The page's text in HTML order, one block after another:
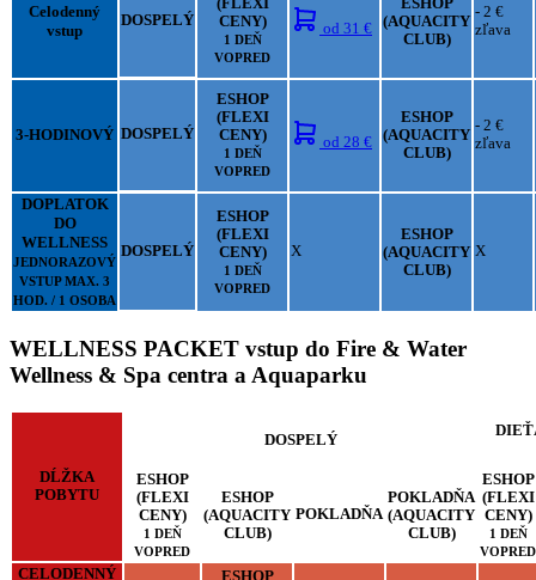
Celodenný
vstup
DOSPELÝ
(FLEXI
CENY)
1 DEŇ
VOPRED
od 31 €
ESHOP
(AQUACITY
CLUB)
- 2 €
zľava
3-HODINOVÝ DOSPELÝ
ESHOP
(FLEXI
CENY)
1 DEŇ
VOPRED
od 28 €
ESHOP
(AQUACITY
CLUB)
- 2 €
zľava
DOPLATOK
DO
WELLNESS
JEDNORAZOVÝ
VSTUP MAX. 3
HOD. / 1 OSOBA
DOSPELÝ
ESHOP
(FLEXI
CENY)
1 DEŇ
VOPRED
X
ESHOP
(AQUACITY
CLUB)
X
WELLNESS PACKET vstup do Fire & Water
Wellness & Spa centra a Aquaparku
DĹŽKA
POBYTU
DOSPELÝ
ESHOP
(FLEXI
CENY)
1 DEŇ
VOPRED
ESHOP
(AQUACITY
CLUB)
POKLADŇA
POKLADŇA
(AQUACITY
CLUB)
ESHOP
(FLEXI
CENY)
1 DEŇ
VOPRED
CELODENNÝ